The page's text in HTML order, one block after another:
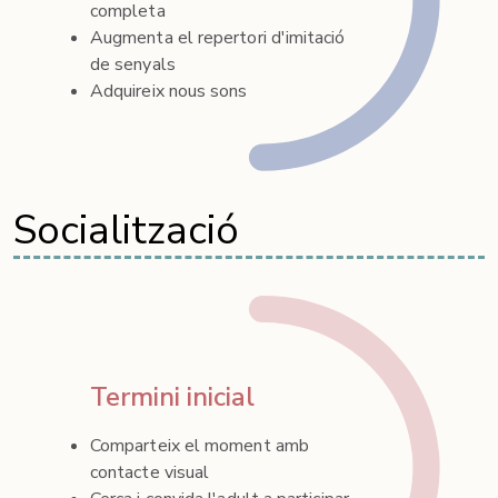
completa
Augmenta el repertori d'imitació
de senyals
Adquireix nous sons
Socialització
Termini inicial
Comparteix el moment amb
contacte visual